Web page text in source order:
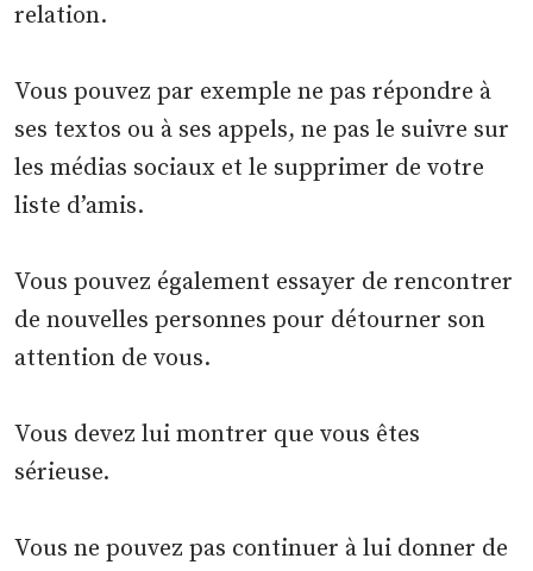
relation.
Vous pouvez par exemple ne pas répondre à
ses textos ou à ses appels, ne pas le suivre sur
les médias sociaux et le supprimer de votre
liste d’amis.
Vous pouvez également essayer de rencontrer
de nouvelles personnes pour détourner son
attention de vous.
Vous devez lui montrer que vous êtes
sérieuse.
Vous ne pouvez pas continuer à lui donner de